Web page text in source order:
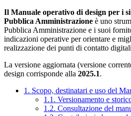
Il Manuale operativo di design per i
Pubblica Amministrazione è uno
Pubblica Amministrazione e i suoi
indicazioni operative per orientare e
realizzazione dei punti di contatto
La versione aggiornata (versione
design corrisponde alla 2025.1.
1. Scopo, destinatari e uso del
1.1. Versionamento e
1.2. Consultazione del